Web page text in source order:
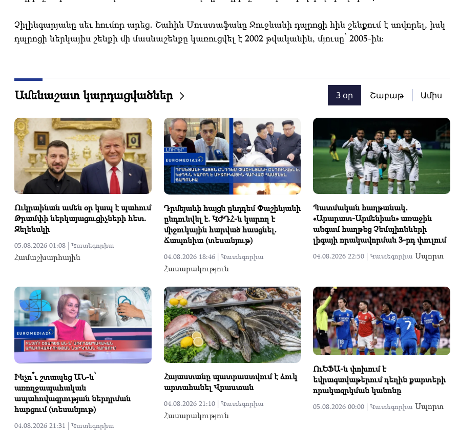
Չիլինգարյանը սեւ հումոր արեց․ Շահին Մուստաֆաևը Ջուջևանի դպրոցի հին շենքում է սովորել, իսկ
դպրոցի ներկայիս շենքի մի մասնաշենքը կառուցվել է 2002 թվականին, մյուսը՝ 2005-ին։
Ամենաշատ կարդացվածներ 3 օր Շաբաթ Ամիս
Ուկրաինան ամեն օր կապ է պահում
Թրամփի ներկայացուցիչների հետ.
Զելենսկի
05.08.2026 01:08 | Կատեգորիա
Համաշխարհային
Դրմեյանի հայցն ընդդեմ Փաշինյանի
ընդունվել է. ԿԺԴՀ-ն կարող է
միջուկային հարված հասցնել․
Ճապոնիա (տեսանյութ)
04.08.2026 18:46 | Կատեգորիա
Հասարակություն
Պատմական հաղթանակ․
«Արարատ-Արմենիան» առաջին
անգամ հաղթեց Չեմպիոնների
լիգայի որակավորման 3-րդ փուլում
04.08.2026 22:50 | ԿատեգորիաՍպորտ
Ինչո՞ւ շտապեց ԱՆ-ն՝
առողջապահական
ապահովագրության ներդրման
հարցում (տեսանյութ)
04.08.2026 21:31 | Կատեգորիա
Հայաստանը պատրաստվում է ձուկ
արտահանել Վրաստան
04.08.2026 21:10 | Կատեգորիա
Հասարակություն
ՈւԵՖԱ-ն փոխում է
եվրագավաթերում դեղին քարտերի
որակազրկման կանոնը
05.08.2026 00:00 | ԿատեգորիաՍպորտ